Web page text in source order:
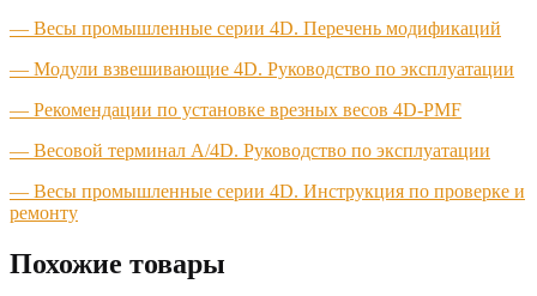
— Весы промышленные серии 4D. Перечень модификаций
— Модули взвешивающие 4D. Руководство по эксплуатации
— Рекомендации по установке врезных весов 4D-PMF
— Весовой терминал A/4D. Руководство по эксплуатации
— Весы промышленные серии 4D. Инструкция по проверке и
ремонту
Похожие товары